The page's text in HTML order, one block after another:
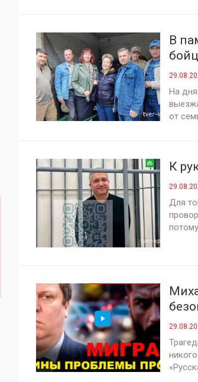
В
На
от
К
Для